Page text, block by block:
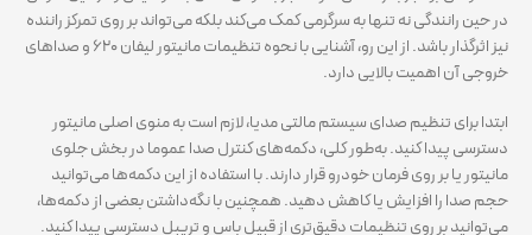
در حین رانندگی نه تنها به سرگرمی کمک می‌کند بلکه می‌تواند بر روی تمرکز راننده
نیز اثرگذار باشد. از این رو، آشنایی با نحوه تنظیمات مانیتور لیفان ۶۲۰ و صداهای
خروجی آن اهمیت بالایی دارد.
ابتدا برای تنظیم صدای سیستم مالتی مدیا، لازم است به منوی اصلی مانیتور
دسترسی پیدا کنید. به‌طور کلی، دکمه‌های کنترل صدا عموما در بخش جلوی
مانیتور یا بر روی فرمان خودرو قرار دارند. با استفاده از این دکمه‌ها می‌توانید
حجم صدا را افزایش یا کاهش دهید. همچنین با نگه‌داشتن بعضی از دکمه‌ها،
می‌توانید بر روی تنظیمات دقیق‌تری از قبیل باس و تریبل دسترسی پیدا کنید.